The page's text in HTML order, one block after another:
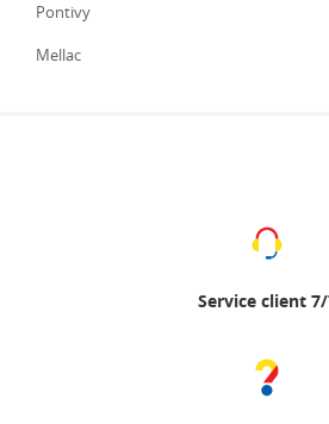
Pontivy
Mellac
Service client